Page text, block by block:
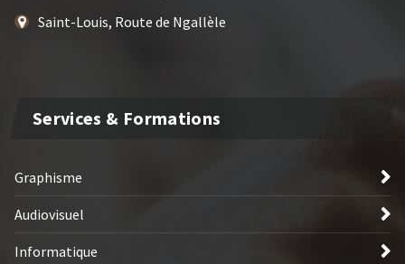
Saint-Louis, Route de Ngallèle
Services & Formations
Graphisme
Audiovisuel
Informatique